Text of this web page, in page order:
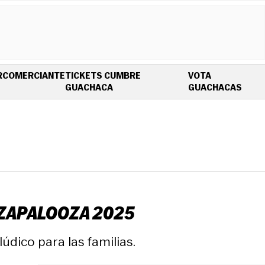
COMERCIANTETICKETS CUMBRE
GUACHACAOPENS IN NEW WINDOW
VOTA
GUACHACAS
2025
para las familias.